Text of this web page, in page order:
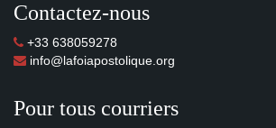
Contactez-nous
+33 638059278
info@lafoiapostolique.org
Pour tous courriers